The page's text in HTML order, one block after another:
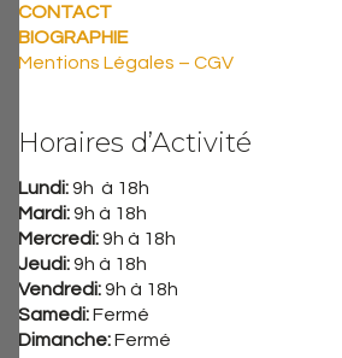
CONTACT
BIOGRAPHIE
Mentions Légales – CGV
Horaires d’Activité
Lundi:9h à 18h
Mardi:9h à 18h
Mercredi:9h à 18h
Jeudi:9h à 18h
Vendredi:9h à 18h
Samedi:Fermé
Dimanche:Fermé